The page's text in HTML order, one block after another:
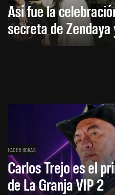
Así fue la
secreta de Zendaya
HACE 6 HORAS
Carlos Trejo es el
de La Granja VIP 2